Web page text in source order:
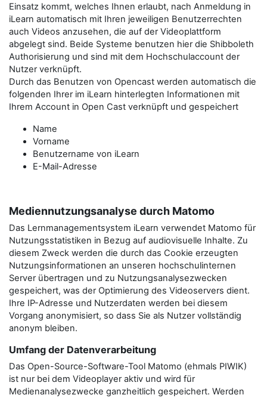
Einsatz kommt, welches Ihnen erlaubt, nach Anmeldung in
iLearn automatisch mit Ihren jeweiligen Benutzerrechten
auch Videos anzusehen, die auf der Videoplattform
abgelegt sind. Beide Systeme benutzen hier die Shibboleth
Authorisierung und sind mit dem Hochschulaccount der
Nutzer verknüpft.
Durch das Benutzen von Opencast werden automatisch die
folgenden Ihrer im iLearn hinterlegten Informationen mit
Ihrem Account in Open Cast verknüpft und gespeichert
Name
Vorname
Benutzername von iLearn
E-Mail-Adresse
Mediennutzungsanalyse durch Matomo
Das Lernmanagementsystem iLearn verwendet Matomo für
Nutzungsstatistiken in Bezug auf audiovisuelle Inhalte. Zu
diesem Zweck werden die durch das Cookie erzeugten
Nutzungsinformationen an unseren hochschulinternen
Server übertragen und zu Nutzungsanalysezwecken
gespeichert, was der Optimierung des Videoservers dient.
Ihre IP-Adresse und Nutzerdaten werden bei diesem
Vorgang anonymisiert, so dass Sie als Nutzer vollständig
anonym bleiben.
Umfang der Datenverarbeitung
Das Open-Source-Software-Tool Matomo (ehmals PIWIK)
ist nur bei dem Videoplayer aktiv und wird für
Medienanalysezwecke ganzheitlich gespeichert. Werden